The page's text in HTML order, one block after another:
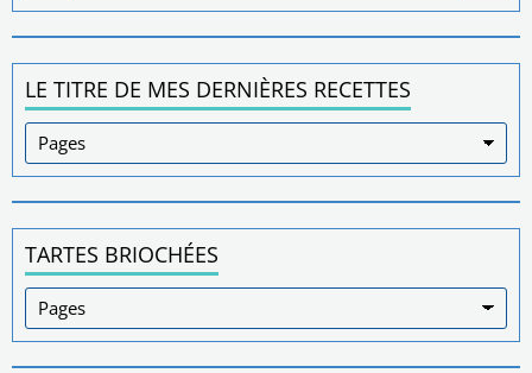
LE TITRE DE MES DERNIÈRES RECETTES
TARTES BRIOCHÉES